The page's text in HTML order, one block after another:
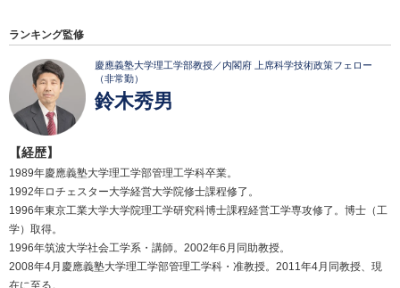
ランキング監修
慶應義塾大学理工学部教授／内閣府 上席科学技術政策フェロー
（非常勤）
鈴木秀男
【経歴】
1989年慶應義塾大学理工学部管理工学科卒業。
1992年ロチェスター大学経営大学院修士課程修了。
1996年東京工業大学大学院理工学研究科博士課程経営工学専攻修了。博士（工
学）取得。
1996年筑波大学社会工学系・講師。2002年6月同助教授。
2008年4月慶應義塾大学理工学部管理工学科・准教授。2011年4月同教授、現
在に至る。